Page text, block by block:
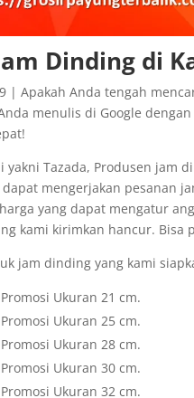
Dinding di
| Apakah Anda tengah
menulis di Google dengan
yakni Tazada, Produsen jam
mengerjakan pesanan
yang dapat mengatur
kami kirimkan hancur.
jam dinding yang kami
Ukuran 21 cm.
Ukuran 25 cm.
Ukuran 28 cm.
Ukuran 30 cm.
Ukuran 32 cm.